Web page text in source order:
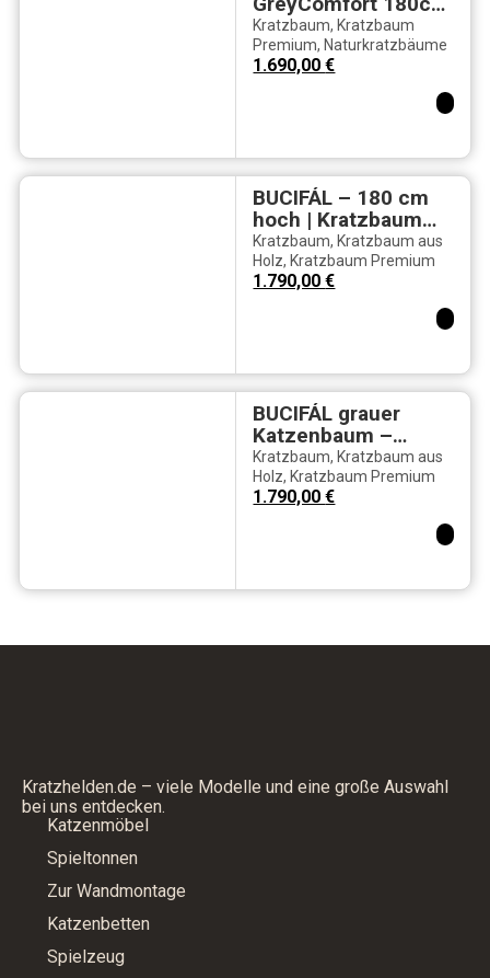
hoch – Tragbarer
Premium Natur
Kratzbaum in
Kratzbaum, Kratzbaum
Premium, Naturkratzbäume
1.690,00€
BUCIFÁL – 180 cm
hoch | Kratzbaum
Naturholz & weißer
Fellbezug
Kratzbaum, Kratzbaum aus
Holz, Kratzbaum Premium
1.790,00€
BUCIFÁL grauer
Katzenbaum –
Komfort &
Abenteuer auf 180
cm
Kratzbaum, Kratzbaum aus
Holz, Kratzbaum Premium
1.790,00€
Kratzhelden.de – viele Modelle und eine große Auswahl
bei uns entdecken.
Katzenmöbel
Spieltonnen
Zur Wandmontage
Katzenbetten
Spielzeug